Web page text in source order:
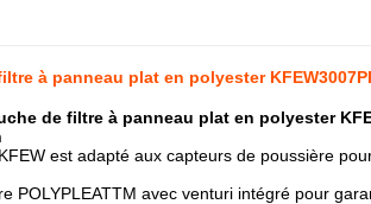
à panneau plat en polyester
de filtre à panneau plat en polyester
est adapté aux capteurs de poussière
POLYPLEATTM avec venturi intégré pour